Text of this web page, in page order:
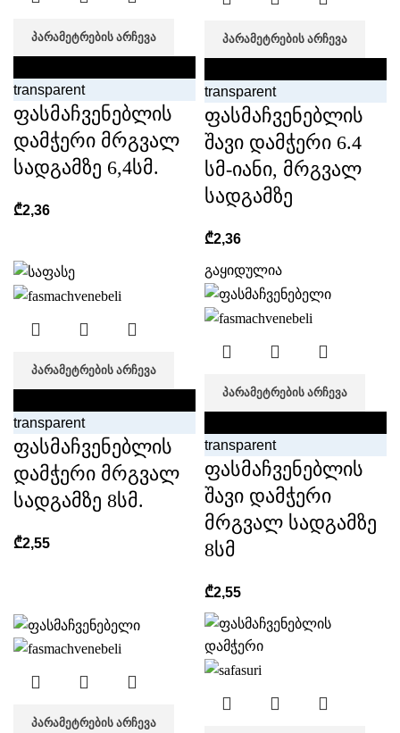
ᲞᲐᲠᲐᲛᲔᲢᲠᲔᲑᲘᲡ ᲐᲠᲩᲔᲕᲐ
transparent
ფასმაჩვენებლის
დამჭერი მრგვალ
სადგამზე 6,4სმ.
₾2,36
ᲞᲐᲠᲐᲛᲔᲢᲠᲔᲑᲘᲡ ᲐᲠᲩᲔᲕᲐ
transparent
ფასმაჩვენებლის
შავი დამჭერი 6.4
სმ-იანი, მრგვალ
სადგამზე
₾2,36
ᲞᲐᲠᲐᲛᲔᲢᲠᲔᲑᲘᲡ ᲐᲠᲩᲔᲕᲐ
transparent
ფასმაჩვენებლის
დამჭერი მრგვალ
სადგამზე 8სმ.
₾2,55
გაყიდულია
ᲞᲐᲠᲐᲛᲔᲢᲠᲔᲑᲘᲡ ᲐᲠᲩᲔᲕᲐ
transparent
ფასმაჩვენებლის
შავი დამჭერი
მრგვალ სადგამზე
8სმ
₾2,55
ᲞᲐᲠᲐᲛᲔᲢᲠᲔᲑᲘᲡ ᲐᲠᲩᲔᲕᲐ